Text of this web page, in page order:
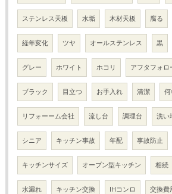
ステンレス天板 水垢 木材天板 腐る
経年変化 ツヤ オールステンレス 黒
グレー ホワイト ホコリ アフタフォロ
ブラック 目立つ お手入れ 清潔
リフォーーム会社 流し台 調理台 洗い
シニア キッチン事故 年配 事故防止
キッチンサイズ オープン型キッチン 相続
水漏れ キッチン交換 IHコンロ 交換費